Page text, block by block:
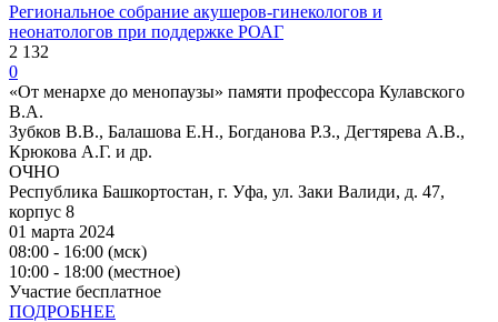
Региональное собрание акушеров-гинекологов и
неонатологов при поддержке РОАГ
2 132
0
«От менархе до менопаузы» памяти профессора Кулавского
В.А.
Зубков В.В., Балашова Е.Н., Богданова Р.З., Дегтярева А.В.,
Крюкова А.Г. и др.
ОЧНО
Республика Башкортостан, г. Уфа, ул. Заки Валиди, д. 47,
корпус 8
01 марта 2024
08:00 - 16:00 (мск)
10:00 - 18:00 (местное)
Участие бесплатное
ПОДРОБНЕЕ